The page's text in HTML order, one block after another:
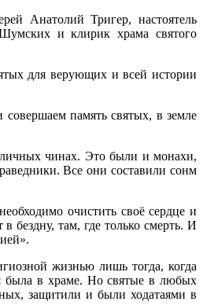
Анатолий Тригер, настоятель
Шумских и клирик храма святого
для верующих и всей истории
память святых, в земле
чинах. Это были и монахи,
Все они составили сонм
очистить своё сердце и
бездну, там, где только смерть. И
жизнью лишь тогда, когда
была в храме. Но святые в любых
защитили и были ходатаями в